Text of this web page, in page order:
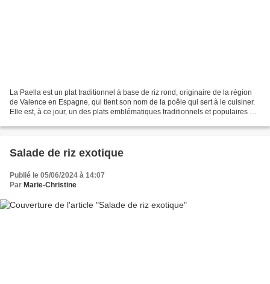
La Paella est un plat traditionnel à base de riz rond, originaire de la région
de Valence en Espagne, qui tient son nom de la poêle qui sert à le cuisiner.
Elle est, à ce jour, un des plats emblématiques traditionnels et populaires en
Salade de riz exotique
Publié le 05/06/2024 à 14:07
Par Marie-Christine